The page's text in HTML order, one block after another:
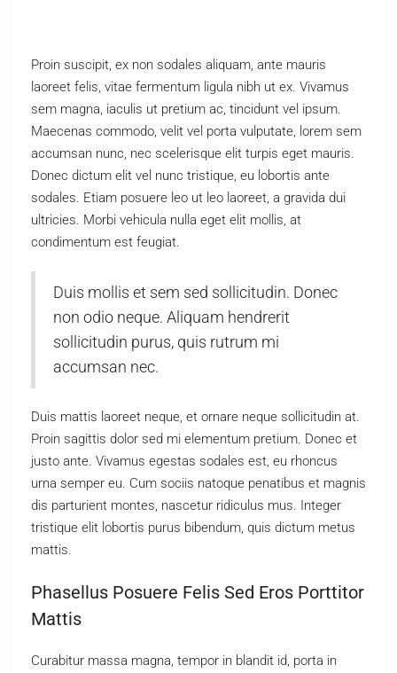
Proin suscipit, ex non sodales aliquam, ante mauris
laoreet felis, vitae fermentum ligula nibh ut ex. Vivamus
sem magna, iaculis ut pretium ac, tincidunt vel ipsum.
Maecenas commodo, velit vel porta vulputate, lorem sem
accumsan nunc, nec scelerisque elit turpis eget mauris.
Donec dictum elit vel nunc tristique, eu lobortis ante
sodales. Etiam posuere leo ut leo laoreet, a gravida dui
ultricies. Morbi vehicula nulla eget elit mollis, at
condimentum est feugiat.
Duis mollis et sem sed sollicitudin. Donec
non odio neque. Aliquam hendrerit
sollicitudin purus, quis rutrum mi
accumsan nec.
Duis mattis laoreet neque, et ornare neque sollicitudin at.
Proin sagittis dolor sed mi elementum pretium. Donec et
justo ante. Vivamus egestas sodales est, eu rhoncus
urna semper eu. Cum sociis natoque penatibus et magnis
dis parturient montes, nascetur ridiculus mus. Integer
tristique elit lobortis purus bibendum, quis dictum metus
mattis.
Phasellus Posuere Felis Sed Eros Porttitor
Mattis
Curabitur massa magna, tempor in blandit id, porta in